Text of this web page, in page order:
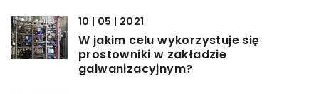
10 | 05 | 2021
W jakim celu wykorzystuje się
prostowniki w zakładzie
galwanizacyjnym?